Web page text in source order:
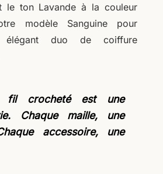
le ton Lavande à la couleur
modèle Sanguine pour
élégant duo de coiffure
fil crocheté est une
Chaque maille, une
accessoire, une